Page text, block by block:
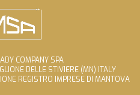
COMPANY SPA
DELLE STIVIERE (MN) ITALY
REGISTRO IMPRESE DI MANTOVA